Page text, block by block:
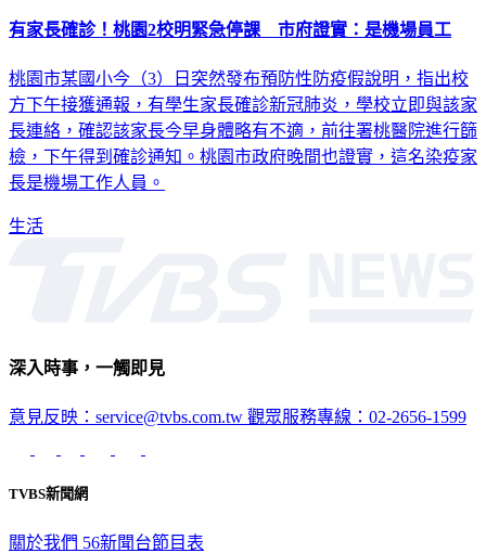
有家長確診！桃園2校明緊急停課 市府證實：是機場員工
桃園市某國小今（3）日突然發布預防性防疫假說明，指出校
方下午接獲通報，有學生家長確診新冠肺炎，學校立即與該家
長連絡，確認該家長今早身體略有不適，前往署桃醫院進行篩
檢，下午得到確診通知。桃園市政府晚間也證實，這名染疫家
長是機場工作人員。
生活
深入時事，一觸即見
意見反映：service@tvbs.com.tw 觀眾服務專線：02-2656-1599
TVBS新聞網
關於我們 56新聞台節目表